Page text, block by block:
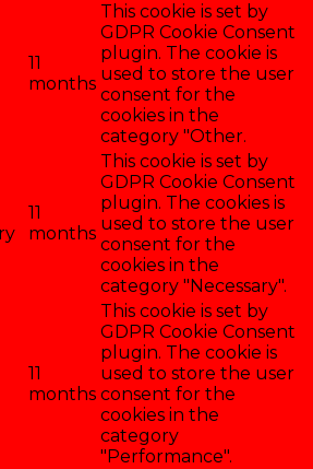
11
months
This cookie is set by
GDPR Cookie Consent
plugin. The cookie is
used to store the user
consent for the
cookies in the
category "Other.
11
months
This cookie is set by
GDPR Cookie Consent
plugin. The cookies is
used to store the user
consent for the
cookies in the
category "Necessary".
11
months
This cookie is set by
GDPR Cookie Consent
plugin. The cookie is
used to store the user
consent for the
cookies in the
category
"Performance".